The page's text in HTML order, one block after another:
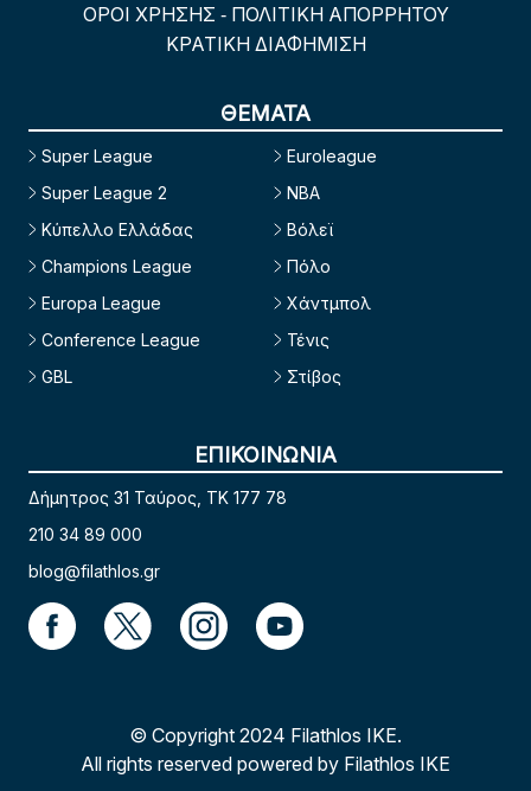
ΟΡΟΙ ΧΡΗΣΗΣ - ΠΟΛΙΤΙΚΗ ΑΠΟΡΡΗΤΟΥ
ΚΡΑΤΙΚΗ ΔΙΑΦΗΜΙΣΗ
ΘΕΜΑΤΑ
Super League
Super League 2
Κύπελλο Ελλάδας
Champions League
Europa League
Conference League
GBL
Euroleague
NBA
Βόλεϊ
Πόλο
Χάντμπολ
Τένις
Στίβος
ΕΠΙΚΟΙΝΩΝΙΑ
Δήμητρος 31 Ταύρος, TK 177 78
210 34 89 000
blog@filathlos.gr
© Copyright 2024 Filathlos ΙΚΕ.
All rights reserved powered by Filathlos ΙΚΕ